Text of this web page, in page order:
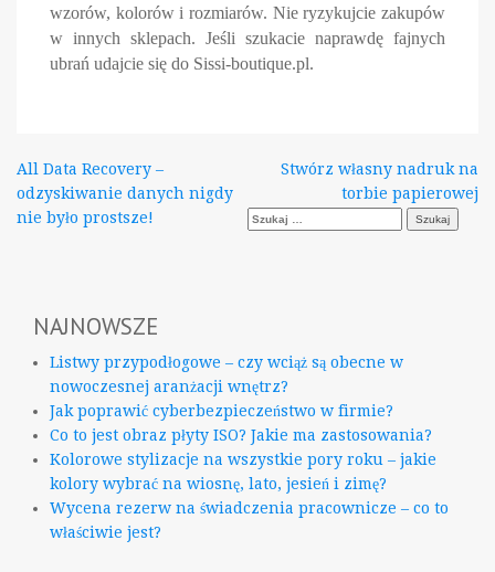
wzorów, kolorów i rozmiarów. Nie ryzykujcie zakupów
w innych sklepach. Jeśli szukacie naprawdę fajnych
ubrań udajcie się do Sissi-boutique.pl.
Nawigacja
wpisu
All Data Recovery –
odzyskiwanie danych nigdy
nie było prostsze!
Stwórz własny nadruk na
torbie papierowej
Szukaj:
NAJNOWSZE
Listwy przypodłogowe – czy wciąż są obecne w
nowoczesnej aranżacji wnętrz?
Jak poprawić cyberbezpieczeństwo w firmie?
Co to jest obraz płyty ISO? Jakie ma zastosowania?
Kolorowe stylizacje na wszystkie pory roku – jakie
kolory wybrać na wiosnę, lato, jesień i zimę?
Wycena rezerw na świadczenia pracownicze – co to
właściwie jest?